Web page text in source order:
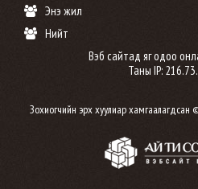
Энэ жил
Нийт
Вэб сайтад яг одоо
Таны IP:
Зохиогчийн эрх хуулиар